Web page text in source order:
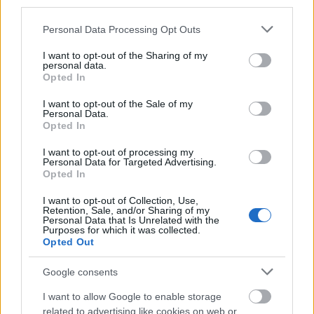
Please note that this website/app uses one or more Google
not limited to your visit or usage behaviour. You may click to
grant or deny consent to Google and its third-party tags to
use your data for below specified purposes in below Google
consent section.
Personal Data Processing Opt Outs
I want to opt-out of the Sharing of my
personal data.
Opted In
I want to opt-out of the Sale of my
Personal Data.
Opted In
I want to opt-out of processing my
Personal Data for Targeted Advertising.
Opted In
I want to opt-out of Collection, Use,
Retention, Sale, and/or Sharing of my
Personal Data that Is Unrelated with the
Purposes for which it was collected.
Opted Out
Google consents
I want to allow Google to enable storage
related to advertising like cookies on web or
MAGYAR ÉPÍTŐK
műemlékfelújítás műemlék restaurálás
Történelmi táj, amelynek minden köve mesél –
műemlékek, köztük a különleges Műromok, valamint a közeli